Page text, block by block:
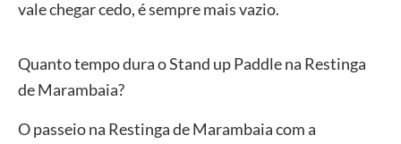
vale chegar cedo, é sempre mais vazio.
Quanto tempo dura o Stand up Paddle na Restinga
de Marambaia?
O passeio na Restinga de Marambaia com a